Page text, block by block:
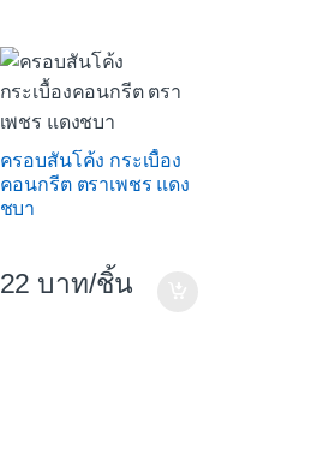
ครอบสันโค้ง กระเบื้อง
คอนกรีต ตราเพชร แดง
ชบา
22 /ชิ้น